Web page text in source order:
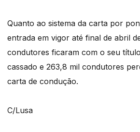
Quanto ao sistema da carta por
entrada em vigor até final de abril
condutores ficaram com o seu
cassado e 263,8 mil condutores
carta de condução.
C/Lusa